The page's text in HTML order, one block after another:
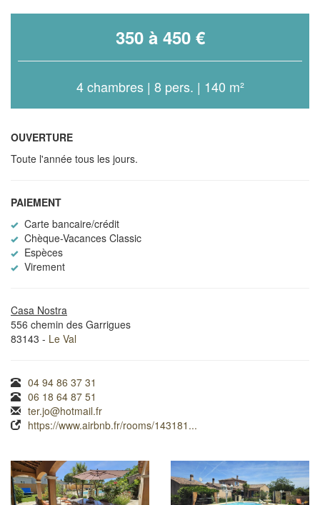
350 à 450 €
4 chambres | 8 pers. | 140 m²
OUVERTURE
Toute l'année tous les jours.
PAIEMENT
Carte bancaire/crédit
Chèque-Vacances Classic
Espèces
Virement
Casa Nostra
556 chemin des Garrigues
83143 - Le Val
04 94 86 37 31
06 18 64 87 51
ter.jo@hotmail.fr
https://www.airbnb.fr/rooms/143181...